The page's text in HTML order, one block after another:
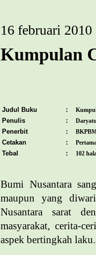
16 februari 2010
Kumpulan
Judul Buku :
Penulis :
Penerbit :
Cetakan :
Tebal : 102
Bumi Nusantara
maupun yang
Nusantara sarat
masyarakat, cerita-
aspek bertingkah laku.